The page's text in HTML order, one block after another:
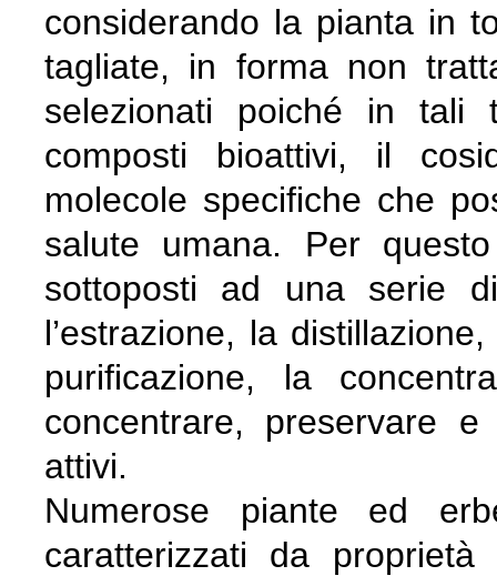
considerando la pianta in
tagliate, in forma non
selezionati poiché in tali
composti bioattivi, il
molecole specifiche che
salute umana. Per
sottoposti ad una serie
l’estrazione, la
purificazione, la
concentrare, preservare
attivi.
Numerose piante ed
caratterizzati da